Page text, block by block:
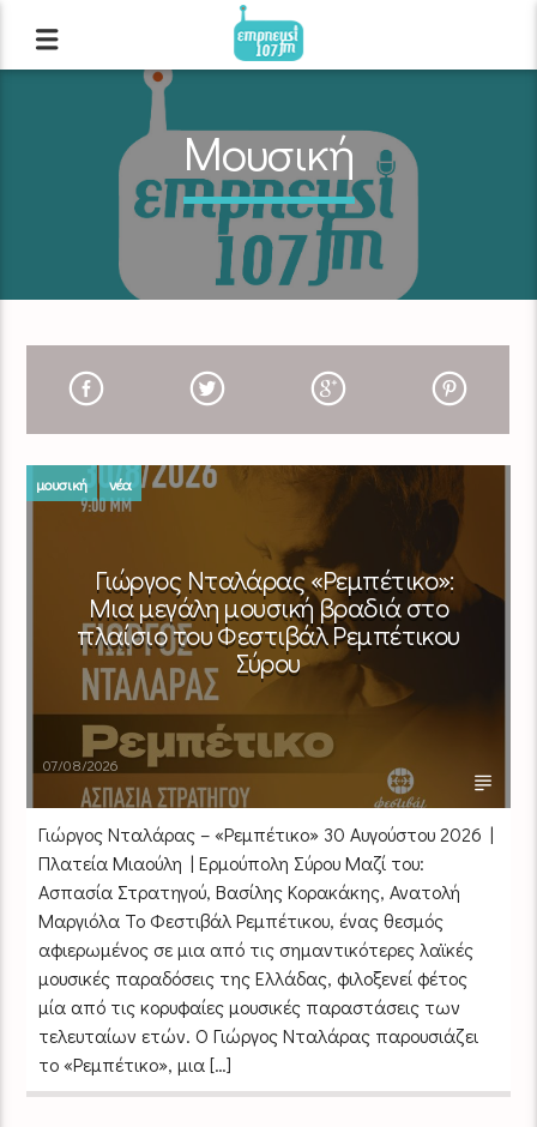
Μουσική
μουσική νέα
Γιώργος Νταλάρας «Ρεμπέτικο»:
Μια μεγάλη μουσική βραδιά στο
πλαίσιο του Φεστιβάλ Ρεμπέτικου
Σύρου
07/08/2026
Γιώργος Νταλάρας – «Ρεμπέτικο» 30 Αυγούστου 2026 |
Πλατεία Μιαούλη | Ερμούπολη Σύρου Μαζί του:
Ασπασία Στρατηγού, Βασίλης Κορακάκης, Ανατολή
Μαργιόλα Το Φεστιβάλ Ρεμπέτικου, ένας θεσμός
αφιερωμένος σε μια από τις σημαντικότερες λαϊκές
μουσικές παραδόσεις της Ελλάδας, φιλοξενεί φέτος
μία από τις κορυφαίες μουσικές παραστάσεις των
τελευταίων ετών. Ο Γιώργος Νταλάρας παρουσιάζει
το «Ρεμπέτικο», μια […]